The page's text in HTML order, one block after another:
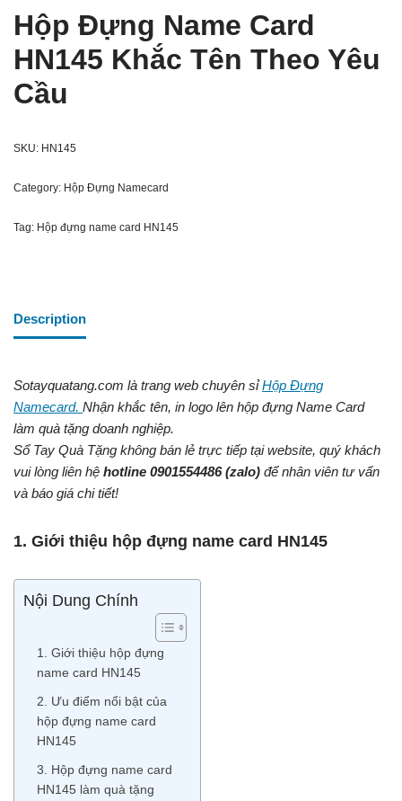
Hộp Đựng Name Card
HN145 Khắc Tên Theo Yêu
Cầu
SKU: HN145
Category: Hộp Đựng Namecard
Tag: Hộp đựng name card HN145
Description
Sotayquatang.com là trang web chuyên sỉHộp Đựng
Namecard. Nhận khắc tên, in logo lên hộp đựng Name Card
làm quà tặng doanh nghiệp.
Sổ Tay Quà Tặng không bán lẻ trực tiếp tại website, quý khách
vui lòng liên hệ hotline 0901554486 (zalo) để nhân viên tư vấn
và báo giá chi tiết!
1. Giới thiệu hộp đựng name card HN145
Nội Dung Chính
1. Giới thiệu hộp đựng
name card HN145
2. Ưu điểm nổi bật của
hộp đựng name card
HN145
3. Hộp đựng name card
HN145 làm quà tặng